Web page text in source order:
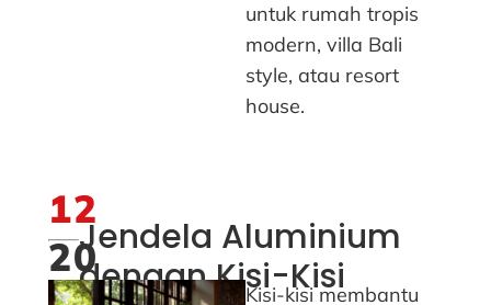
untuk rumah tropis
modern, villa Bali
style, atau resort
house.
12
20Jendela Aluminium
dengan Kisi-Kisi
Kisi-kisi membantu